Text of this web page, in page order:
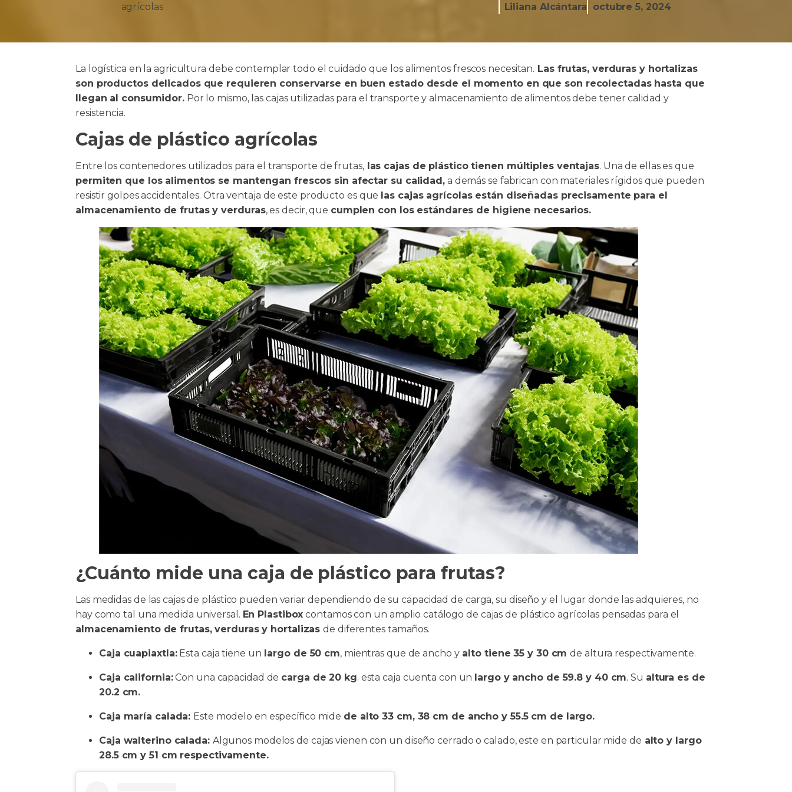
agrícolas
Liliana Alcántara octubre 5, 2024
La logística en la agricultura debe contemplar todo el cuidado que los alimentos frescos necesitan. Las frutas, verduras y hortalizas
son productos delicados que requieren conservarse en buen estado desde el momento en que son recolectadas hasta que
llegan al consumidor.Por lo mismo, las cajas utilizadas para el transporte y almacenamiento de alimentos debe tener calidad y
resistencia.
Cajas de plástico agrícolas
Entre los contenedores utilizados para el transporte de frutas,las cajas de plástico tienen múltiples ventajas. Una de ellas es que
permiten que los alimentos se mantengan frescos sin afectar su calidad,a demás se fabrican con materiales rígidos que pueden
resistir golpes accidentales. Otra ventaja de este producto es que las cajas agrícolas están diseñadas precisamente para el
almacenamiento de frutas y verduras, es decir, que cumplen con los estándares de higiene necesarios.
¿Cuánto mide una caja de plástico para frutas?
Las medidas de las cajas de plástico pueden variar dependiendo de su capacidad de carga, su diseño y el lugar donde las adquieres, no
hay como tal una medida universal. En Plastibox contamos con un amplio catálogo de cajas de plástico agrícolas pensadas para el
almacenamiento de frutas, verduras y hortalizasde diferentes tamaños.
Caja cuapiaxtla:Esta caja tiene un largo de 50 cm, mientras que de ancho yalto tiene 35 y 30 cmde altura respectivamente.
Caja california:Con una capacidad de carga de 20 kg. esta caja cuenta con un largo y ancho de 59.8 y 40 cm. Su altura es de
20.2 cm.
Caja maría calada: Este modelo en específico mide de alto 33 cm, 38 cm de ancho y 55.5 cm de largo.
Caja walterino calada: Algunos modelos de cajas vienen con un diseño cerrado o calado, este en particular mide de alto y largo
28.5 cm y 51 cm respectivamente.